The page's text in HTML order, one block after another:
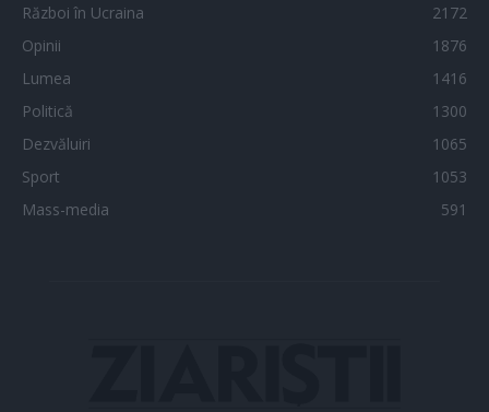
Război în Ucraina
2172
Opinii
1876
Lumea
1416
Politică
1300
Dezvăluiri
1065
Sport
1053
Mass-media
591